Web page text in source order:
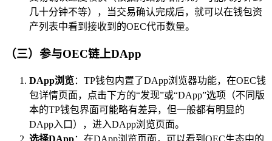
几十分钟不等），当交易确认完成后，就可以在钱包资
产列表中看到接收到的OEC代币数量。
（三）参与OEC链上DApp
DApp浏览：TP钱包内置了DApp浏览器功能，在OEC钱
包详情页面，点击下方的“发现”或“DApp”选项（不同版
本的TP钱包界面可能略有差异，但一般都有明显的
DApp入口），进入DApp浏览页面。
选择DApp：在DApp浏览页面，可以看到OEC生态中的